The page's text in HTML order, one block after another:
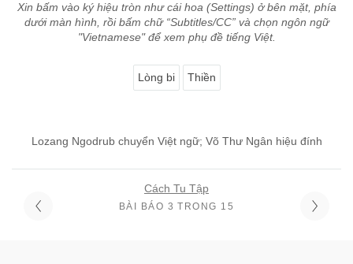
Xin bấm vào ký hiệu tròn như cái hoa (Settings) ở bên mặt, phía
dưới màn hình, rồi bấm chữ “Subtitles/CC” và chọn ngôn ngữ
"Vietnamese" để xem phụ đề tiếng Việt.
Lòng bi Thiền
Lozang Ngodrub chuyển Việt ngữ; Võ Thư Ngân hiệu đính
Cách Tu Tập
BÀI BÁO 3 TRONG 15